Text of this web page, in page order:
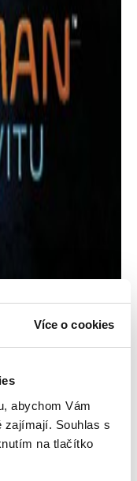
Více o cookies
abychom Vám
zajímají. Souhlas s
na tlačítko